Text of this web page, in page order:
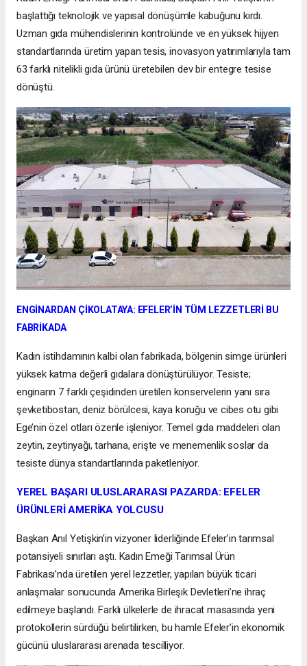
başlattığı teknolojik ve yapısal dönüşümle kabuğunu kırdı.
Uzman gıda mühendislerinin kontrolünde ve en yüksek hijyen
standartlarında üretim yapan tesis, inovasyon yatırımlarıyla tam
63 farklı nitelikli gıda ürünü üretebilen dev bir entegre tesise
dönüştü.
ENGİNARDAN ÇİKOLATAYA: EFELER’İN TÜM LEZZETLERİ BU
FABRİKADA
Kadın istihdamının kalbi olan fabrikada, bölgenin simge ürünleri
yüksek katma değerli gıdalara dönüştürülüyor. Tesiste;
enginarın 7 farklı çeşidinden üretilen konservelerin yanı sıra
şevketibostan, deniz börülcesi, kaya koruğu ve cibes otu gibi
Ege’nin özel otları özenle işleniyor. Temel gıda maddeleri olan
zeytin, zeytinyağı, tarhana, erişte ve menemenlik soslar da
tesiste dünya standartlarında paketleniyor.
YEREL BAŞARI ULUSLARARASI PAZARDA: EFELER
ÜRÜNLERİ AMERİKA YOLCUSU
Başkan Anıl Yetişkin’in vizyoner liderliğinde Efeler’in tarımsal
potansiyeli sınırları aştı. Kadın Emeği Tarımsal Ürün
Fabrikası’nda üretilen yerel lezzetler, yapılan büyük ticari
anlaşmalar sonucunda Amerika Birleşik Devletleri’ne ihraç
edilmeye başlandı. Farklı ülkelerle de ihracat masasında yeni
protokollerin sürdüğü belirtilirken, bu hamle Efeler’in ekonomik
gücünü uluslararası arenada tescilliyor.